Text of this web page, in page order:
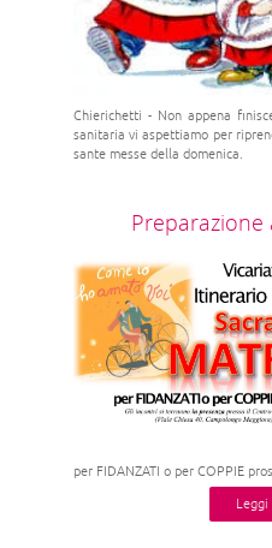
Chierichetti - Non appena
sanitaria vi aspettiamo per
sante messe della domenica.
per FIDANZATI o per COPPIE
Leggi